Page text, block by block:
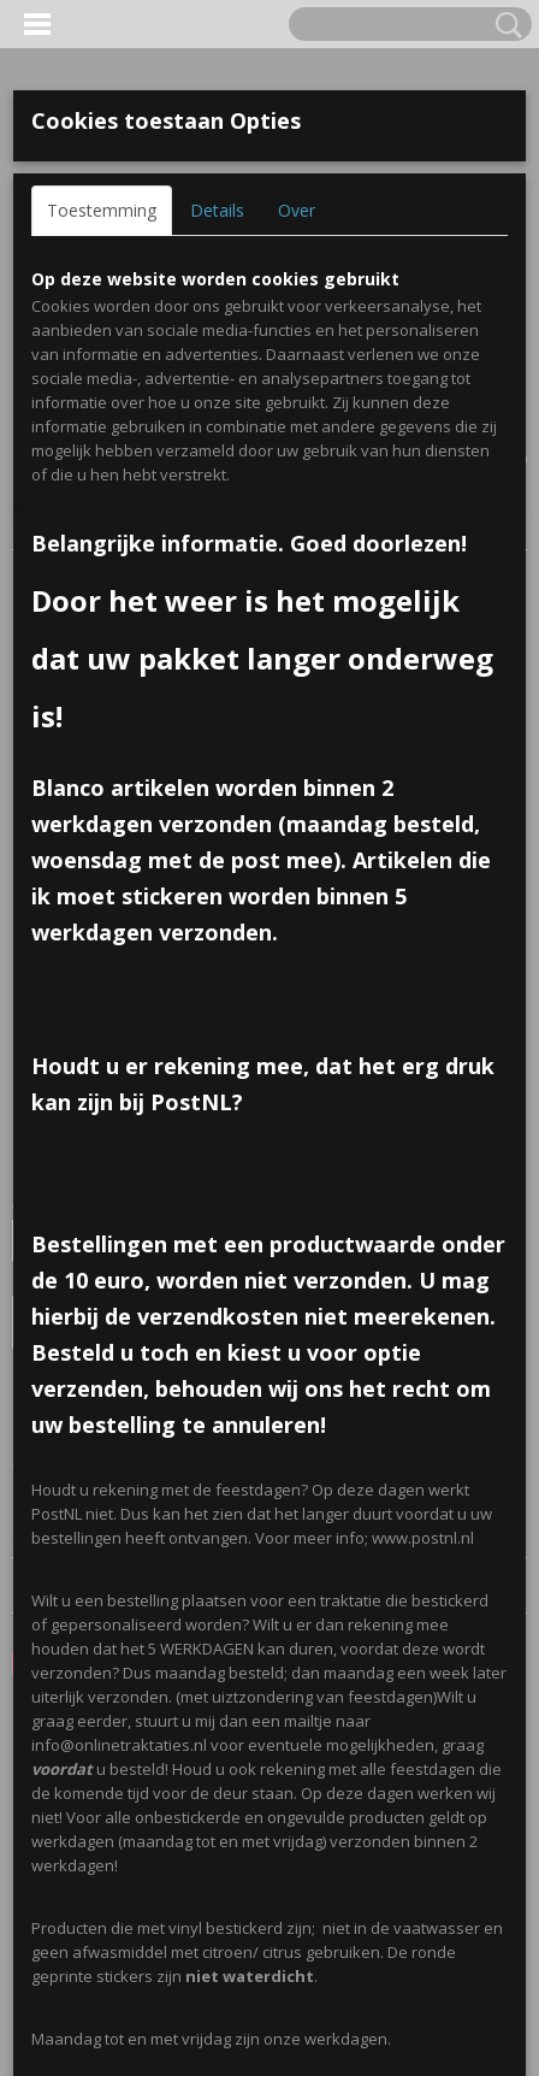
Inloggen Registreren
UW WINKELWAGEN
Geen producten
(0)
Disney gum in capsule
€ 0,45 per stuk
Aantal
IN WINKELWAGEN
Omschrijving
Gummen in de vorm van Disney figuren! 8 verschillende uitvoeringen,
worden in capsules geleverd! Leuk voor de kleine mickey en mini
mouse fans om te trakteren!0,
Niet geschikt onder 3 jaar!
Ook interessant
Mini Emmertje 155ml
Cookies toestaan Opties
Toestemming Details Over
Op deze website worden cookies gebruikt
Cookies worden door ons gebruikt voor verkeersanalyse, het
aanbieden van sociale media-functies en het personaliseren
van informatie en advertenties. Daarnaast verlenen we onze
sociale media-, advertentie- en analysepartners toegang tot
informatie over hoe u onze site gebruikt. Zij kunnen deze
informatie gebruiken in combinatie met andere gegevens die zij
mogelijk hebben verzameld door uw gebruik van hun diensten
of die u hen hebt verstrekt.
Belangrijke informatie. Goed doorlezen!
Door het weer is het mogelijk
dat uw pakket langer onderweg
is!
Blanco artikelen worden binnen 2
werkdagen verzonden (maandag besteld,
woensdag met de post mee). Artikelen die
ik moet stickeren worden binnen 5
werkdagen verzonden.
Houdt u er rekening mee, dat het erg druk
kan zijn bij PostNL?
Bestellingen met een productwaarde onder
de 10 euro, worden niet verzonden. U mag
hierbij de verzendkosten niet meerekenen.
Besteld u toch en kiest u voor optie
verzenden, behouden wij ons het recht om
uw bestelling te annuleren!
Houdt u rekening met de feestdagen? Op deze dagen werkt
PostNL niet. Dus kan het zien dat het langer duurt voordat u uw
bestellingen heeft ontvangen. Voor meer info; www.postnl.nl
Wilt u een bestelling plaatsen voor een traktatie die bestickerd
of gepersonaliseerd worden? Wilt u er dan rekening mee
houden dat het 5 WERKDAGEN kan duren, voordat deze wordt
verzonden? Dus maandag besteld; dan maandag een week later
uiterlijk verzonden. (met uiztzondering van feestdagen)Wilt u
graag eerder, stuurt u mij dan een mailtje naar
info@onlinetraktaties.nl voor eventuele mogelijkheden, graag
voordatu besteld! Houd u ook rekening met alle feestdagen die
de komende tijd voor de deur staan. Op deze dagen werken wij
niet! Voor alle onbestickerde en ongevulde producten geldt op
werkdagen (maandag tot en met vrijdag) verzonden binnen 2
werkdagen!
Producten die met vinyl bestickerd zijn; niet in de vaatwasser en
geen afwasmiddel met citroen/ citrus gebruiken. De ronde
geprinte stickers zijn niet waterdicht.
Maandag tot en met vrijdag zijn onze werkdagen.